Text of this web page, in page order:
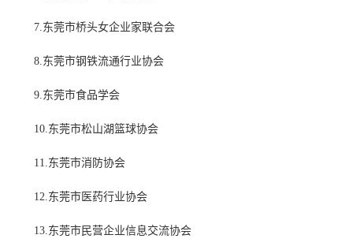
7.东莞市桥头女企业家联合会
8.东莞市钢铁流通行业协会
9.东莞市食品学会
10.东莞市松山湖篮球协会
11.东莞市消防协会
12.东莞市医药行业协会
13.东莞市民营企业信息交流协会